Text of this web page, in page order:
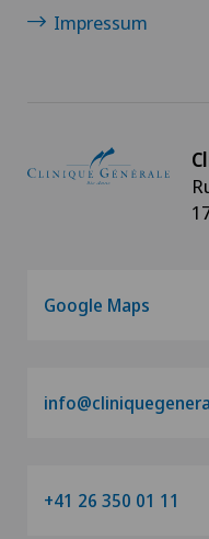
Impressum
Google Maps
+41 26 350 01 11